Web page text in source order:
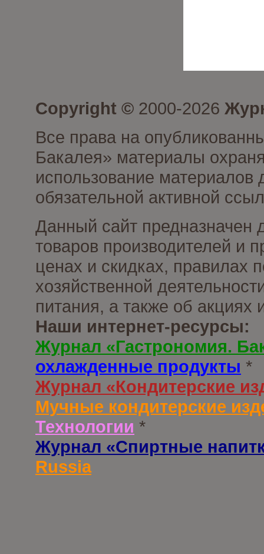
Copyright © 2000-2026
Все права на
Бакалея» материалы
использование материалов
обязательной активной
Данный сайт предназначен
товаров производителей и
ценах и скидках, правилах
хозяйственной
питания, а также об
Наши интернет-ресурсы:
Журнал «Гастрономия.
охлажденные продукты *
Журнал «Кондитерские
Мучные кондитерские
Технологии *
Журнал «Спиртные
Russia